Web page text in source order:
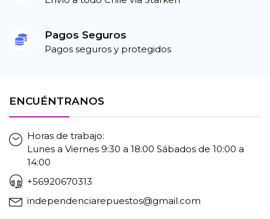
Pagos Seguros
Pagos seguros y protegidos
ENCUÉNTRANOS
Horas de trabajo:
Lunes a Viernes 9:30 a 18:00 Sábados de 10:00 a
14:00
+56920670313
independenciarepuestos@gmail.com